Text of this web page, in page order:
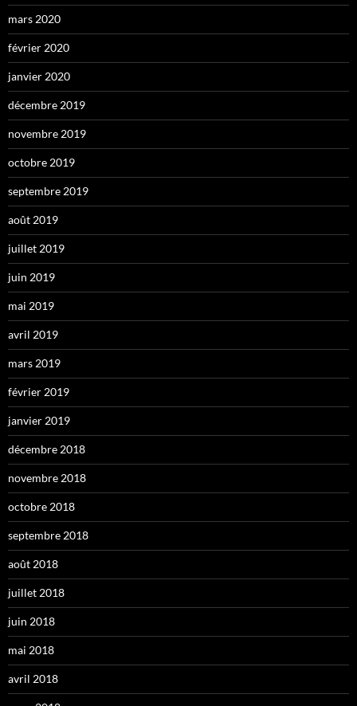
mars 2020
février 2020
janvier 2020
décembre 2019
novembre 2019
octobre 2019
septembre 2019
août 2019
juillet 2019
juin 2019
mai 2019
avril 2019
mars 2019
février 2019
janvier 2019
décembre 2018
novembre 2018
octobre 2018
septembre 2018
août 2018
juillet 2018
juin 2018
mai 2018
avril 2018